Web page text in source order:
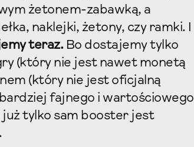
żetonem-zabawką, a
naklejki, żetony, czy ramki. I
teraz. Bo dostajemy tylko
(który nie jest nawet monetą
(który nie jest oficjalną
fajnego i wartościowego
tylko sam booster jest